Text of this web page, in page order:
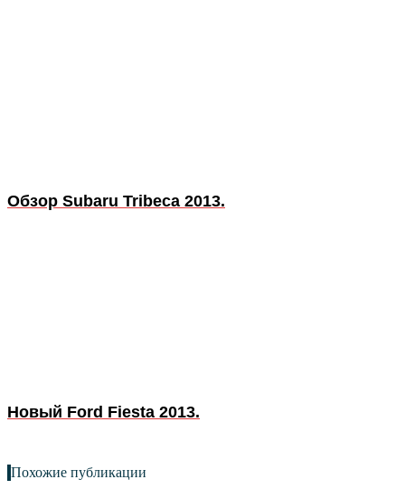
Обзор Subaru Tribeca 2013.
Новый Ford Fiesta 2013.
Похожие публикации